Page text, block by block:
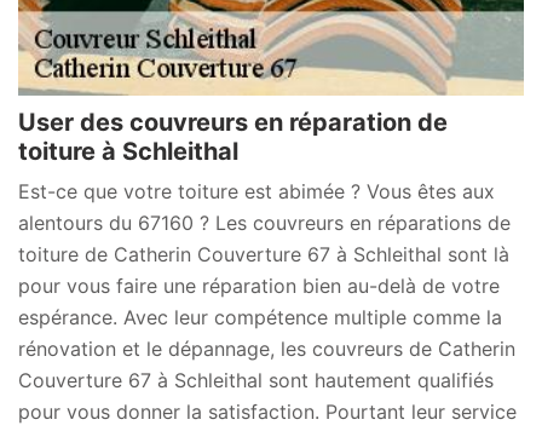
User des couvreurs en réparation de
toiture à Schleithal
Est-ce que votre toiture est abimée ? Vous êtes aux
alentours du 67160 ? Les couvreurs en réparations de
toiture de Catherin Couverture 67 à Schleithal sont là
pour vous faire une réparation bien au-delà de votre
espérance. Avec leur compétence multiple comme la
rénovation et le dépannage, les couvreurs de Catherin
Couverture 67 à Schleithal sont hautement qualifiés
pour vous donner la satisfaction. Pourtant leur service